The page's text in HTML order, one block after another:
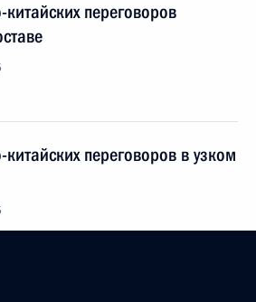
переговоров
переговоров в узком